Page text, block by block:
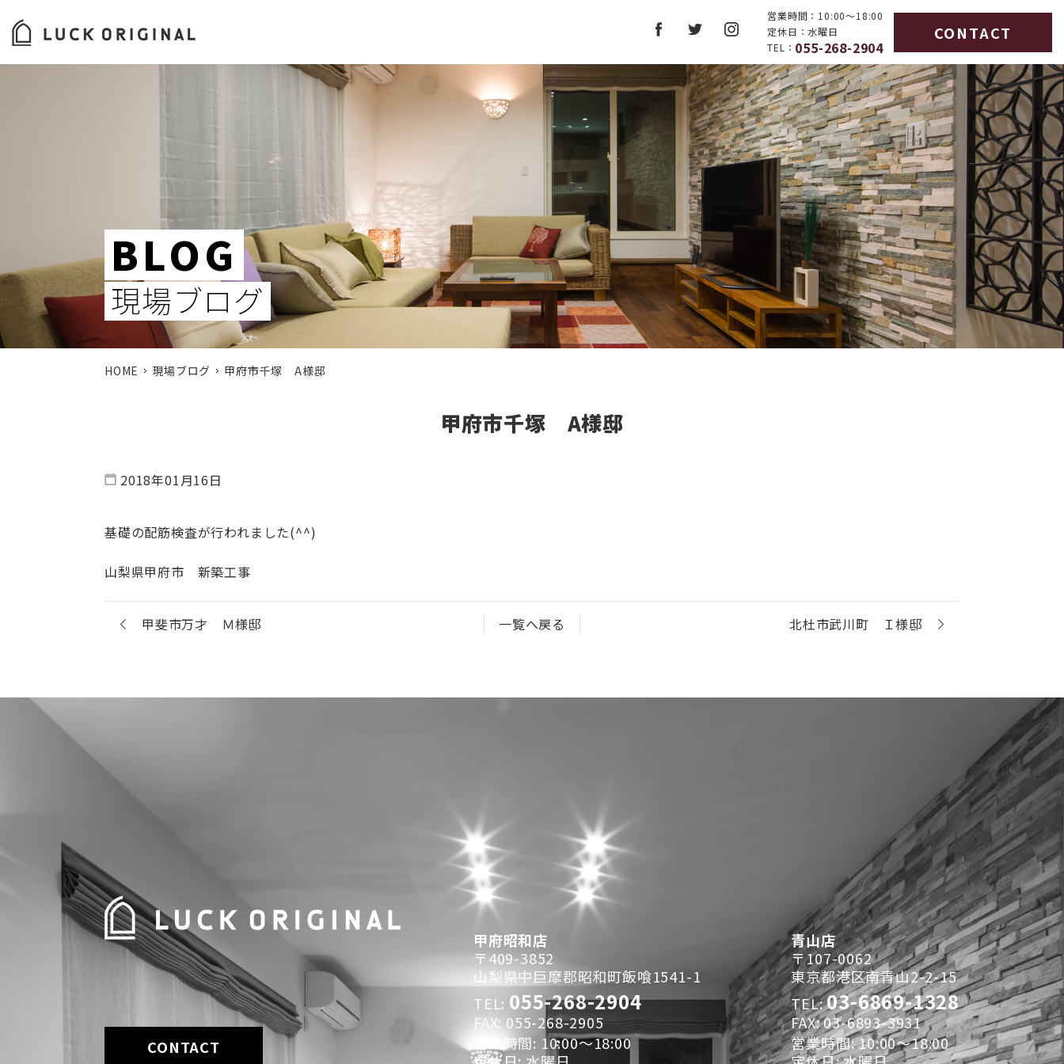
営業時間： 10:00～18:00
定休日：水曜日
TEL： 055-268-2904
CONTACT
BLOG
現場ブログ
ホーム バイオエタノール暖炉 不動産情報 会社案内
HOME 現場ブログ 甲府市千塚 A様邸
甲府市千塚 A様邸
2018年01月16日
基礎の配筋検査が行われました(^^)
山梨県甲府市 新築工事
甲斐市万才 Ｍ様邸 一覧へ戻る 北杜市武川町 Ｉ様邸
CONTACT
甲府昭和店
〒409-3852
山梨県中巨摩郡昭和町飯喰1541-1
TEL: 055-268-2904
FAX: 055-268-2905
営業時間: 10:00～18:00
青山店
〒107-0062
東京都港区南青山2-2-15
TEL:03-6869-1328
FAX: 03-6893-3931
営業時間: 10:00～18:00